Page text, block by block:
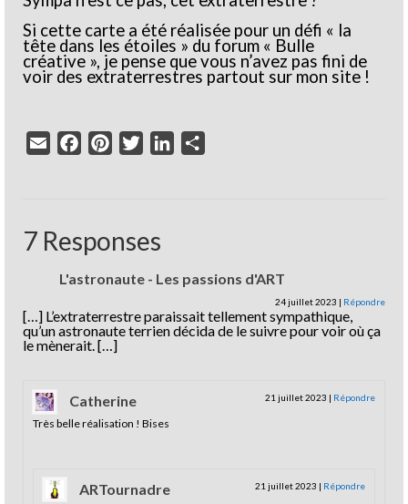
Si cette carte a été réalisée pour un défi « la
tête dans les étoiles » du forum « Bulle
créative », je pense que vous n’avez pas fini de
voir des extraterrestres partout sur mon site !
Email FacebookPinterestTwitterLinkedIn
7 Responses
L'astronaute - Les passions d'ART
24 juillet 2023 | Répondre
[…] L’extraterrestre paraissait tellement sympathique,
qu’un astronaute terrien décida de le suivre pour voir où ça
le mènerait. […]
Catherine 21 juillet 2023 | Répondre
Très belle réalisation ! Bises
ARTournadre 21 juillet 2023 | Répondre